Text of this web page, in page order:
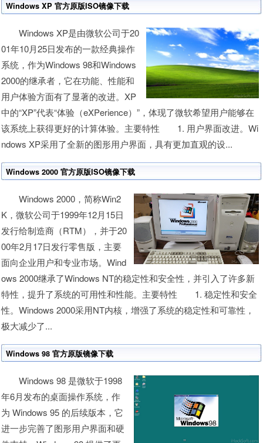
Windows XP 官方原版ISO镜像下载
Windows XP是由微软公司于20
01年10月25日发布的一款经典操作
系统，作为Windows 98和Windows
2000的继承者，它在功能、性能和
用户体验方面有了显著的改进。XP
中的“XP”代表“体验（eXPerience）”，体现了微软希望用户能够在
该系统上获得更好的计算体验。主要特性 1. 用户界面改进。Wi
ndows XP采用了全新的图形用户界面，具有更加直观的设...
Windows 2000 官方原版ISO镜像下载
Windows 2000，简称Win2
K，微软公司于1999年12月15日
发行给制造商（RTM），并于20
00年2月17日发行零售版，主要
面向企业用户和专业市场。Wind
ows 2000继承了Windows NT的稳定性和安全性，并引入了许多新
特性，提升了系统的可用性和性能。主要特性 1. 稳定性和安全
性。Windows 2000采用NT内核，增强了系统的稳定性和可靠性，
极大减少了...
Windows 98 官方原版镜像下载
Windows 98 是微软于1998
年6月发布的桌面操作系统，作
为 Windows 95 的后续版本，它
进一步完善了图形用户界面和硬